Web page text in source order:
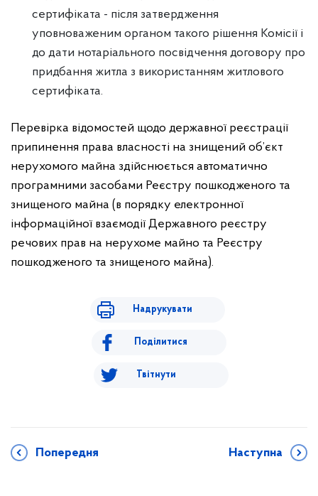
сертифіката - після затвердження
уповноваженим органом такого рішення Комісії і
до дати нотаріального посвідчення договору про
придбання житла з використанням житлового
сертифіката.
Перевірка відомостей щодо державної реєстрації
припинення права власності на знищений об’єкт
нерухомого майна здійснюється автоматично
програмними засобами Реєстру пошкодженого та
знищеного майна (в порядку електронної
інформаційної взаємодії Державного реєстру
речових прав на нерухоме майно та Реєстру
пошкодженого та знищеного майна).
Надрукувати
Поділитися
Твітнути
Попередня Наступна